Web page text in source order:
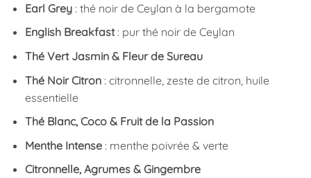
Earl Grey: thé noir de Ceylan à la bergamote
English Breakfast: pur thé noir de Ceylan
Thé Vert Jasmin & Fleur de Sureau
Thé Noir Citron: citronnelle, zeste de citron, huile
essentielle
Thé Blanc, Coco & Fruit de la Passion
Menthe Intense: menthe poivrée & verte
Citronnelle, Agrumes & Gingembre